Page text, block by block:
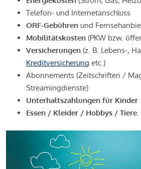
Telefon- und Internetanschluss
ORF-Gebühren und
Mobilitätskosten (PKW bzw.
Versicherungen (z. B. Lebens-,
Kreditversicherung etc.)
Abonnements (Zeitschriften /
Streamingdienste)
Unterhaltszahlungen für Kinder
Essen / Kleider / Hobbys / Tiere.